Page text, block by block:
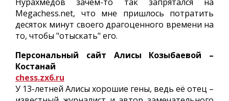
Megachess.net, что мне пришлось потратить
десяток минут своего драгоценного времени на
то, чтобы "отыскать" его.
Персональный сайт Алисы Козыбаевой –
Костанай
chess.zx6.ru
У 13-летней Алисы хорошие гены, ведь её отец –